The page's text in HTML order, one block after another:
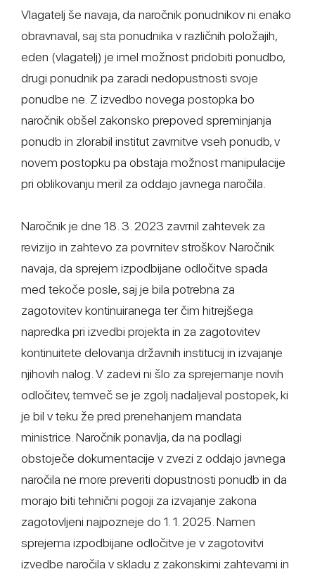
Vlagatelj še navaja, da naročnik ponudnikov ni enako
obravnaval, saj sta ponudnika v različnih položajih,
eden (vlagatelj) je imel možnost pridobiti ponudbo,
drugi ponudnik pa zaradi nedopustnosti svoje
ponudbe ne. Z izvedbo novega postopka bo
naročnik obšel zakonsko prepoved spreminjanja
ponudb in zlorabil institut zavrnitve vseh ponudb, v
novem postopku pa obstaja možnost manipulacije
pri oblikovanju meril za oddajo javnega naročila.
Naročnik je dne 18. 3. 2023 zavrnil zahtevek za
revizijo in zahtevo za povrnitev stroškov. Naročnik
navaja, da sprejem izpodbijane odločitve spada
med tekoče posle, saj je bila potrebna za
zagotovitev kontinuiranega ter čim hitrejšega
napredka pri izvedbi projekta in za zagotovitev
kontinuitete delovanja državnih institucij in izvajanje
njihovih nalog. V zadevi ni šlo za sprejemanje novih
odločitev, temveč se je zgolj nadaljeval postopek, ki
je bil v teku že pred prenehanjem mandata
ministrice. Naročnik ponavlja, da na podlagi
obstoječe dokumentacije v zvezi z oddajo javnega
naročila ne more preveriti dopustnosti ponudb in da
morajo biti tehnični pogoji za izvajanje zakona
zagotovljeni najpozneje do 1. 1. 2025. Namen
sprejema izpodbijane odločitve je v zagotovitvi
izvedbe naročila v skladu z zakonskimi zahtevami in